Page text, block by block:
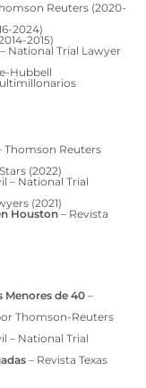
Reuters (2020-
2024)
2015)
– National Trial Lawyer
Hubbell
Thomson Reuters
(2022)
– National Trial
(2021)
Houston– Revista
Menores de 40 –
Thomson-Reuters
– National Trial
– Revista Texas